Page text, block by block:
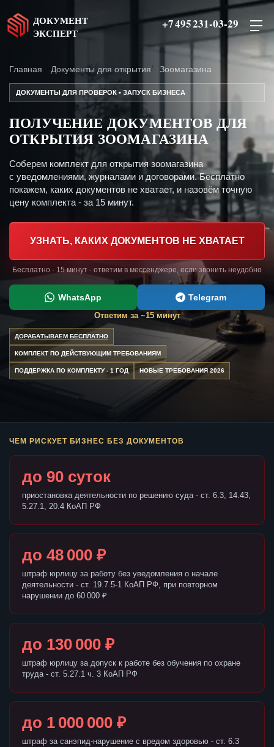
ДОКУМЕНТ
ЭКСПЕРТ
+7 495 231-03-29
Главная Документы для открытия Зоомагазина
ДОКУМЕНТЫ ДЛЯ ПРОВЕРОК • ЗАПУСК БИЗНЕСА
ПОЛУЧЕНИЕ ДОКУМЕНТОВ ДЛЯ
ОТКРЫТИЯ ЗООМАГАЗИНА
Соберем комплект для открытия зоомагазина
с уведомлениями, журналами и договорами. Бесплатно
покажем, каких документов не хватает, и назовём точную
цену комплекта - за 15 минут.
УЗНАТЬ, КАКИХ ДОКУМЕНТОВ НЕ ХВАТАЕТ
Бесплатно · 15 минут · ответим в мессенджере, если звонить неудобно
WhatsApp Telegram
Ответим за ~15 минут
ДОРАБАТЫВАЕМ БЕСПЛАТНО
КОМПЛЕКТ ПО ДЕЙСТВУЮЩИМ ТРЕБОВАНИЯМ
ПОДДЕРЖКА ПО КОМПЛЕКТУ - 1 ГОД НОВЫЕ ТРЕБОВАНИЯ 2026
ЧЕМ РИСКУЕТ БИЗНЕС БЕЗ ДОКУМЕНТОВ
до 90 суток
приостановка деятельности по решению суда - ст. 6.3, 14.43,
5.27.1, 20.4 КоАП РФ
до 48 000 ₽
штраф юрлицу за работу без уведомления о начале
деятельности - ст. 19.7.5-1 КоАП РФ, при повторном
нарушении до 60 000 ₽
до 130 000 ₽
штраф юрлицу за допуск к работе без обучения по охране
труда - ст. 5.27.1 ч. 3 КоАП РФ
до 1 000 000 ₽
штраф за санэпид-нарушение с вредом здоровью - ст. 6.3